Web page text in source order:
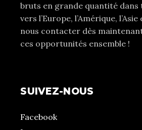
bruts en grande quantité dans
vers l’Europe, l’Amérique,
nous contacter dès
ces opportunités ensemble !
SUIVEZ-NOUS
Facebook